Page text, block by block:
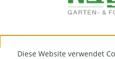
Diese Website verwendet